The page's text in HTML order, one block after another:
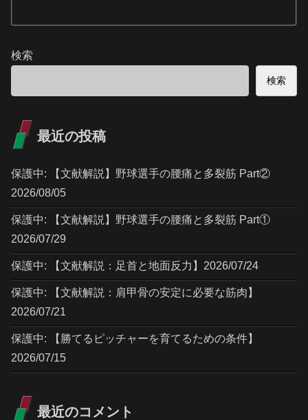
検索
検索
最近の投稿
保護中: 【文献解説】野球選手の腰痛と多裂筋 Part②
2026/08/05
保護中: 【文献解説】野球選手の腰痛と多裂筋 Part①
2026/07/29
保護中: 【文献解説：足首と地面反力】2026/07/24
保護中: 【文献解説：肩甲骨の安定に必要な筋肉】
2026/07/21
保護中: 【勝てるピッチャーを育てるための条件】
2026/07/15
最近のコメント